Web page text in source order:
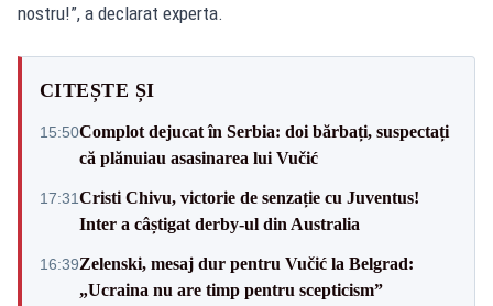
nostru!”, a declarat experta.
CITEȘTE ȘI
15:50Complot dejucat în Serbia: doi bărbați, suspectați
că plănuiau asasinarea lui Vučić
17:31Cristi Chivu, victorie de senzație cu Juventus!
Inter a câștigat derby-ul din Australia
16:39Zelenski, mesaj dur pentru Vučić la Belgrad:
„Ucraina nu are timp pentru scepticism”